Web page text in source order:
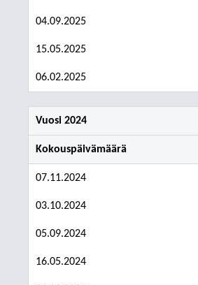
04.09.2025
15.05.2025
06.02.2025
Vuosi 2024
Kokouspäivämäärä
07.11.2024
03.10.2024
05.09.2024
16.05.2024